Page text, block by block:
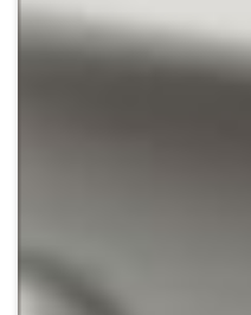
Digital payments